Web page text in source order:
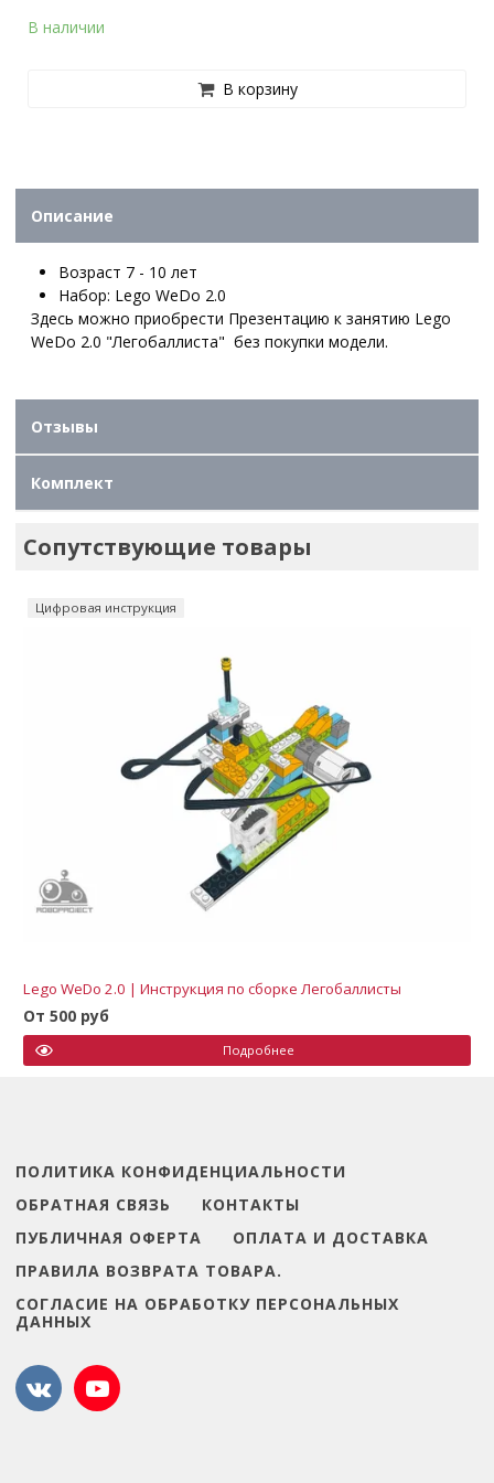
В наличии
В корзину
Описание
Возраст 7 - 10 лет
Набор: Lego WeDo 2.0
Здесь можно приобрести Презентацию к занятию Lego
WeDo 2.0 "Легобаллиста" без покупки модели.
Отзывы
Комплект
Сопутствующие товары
Цифровая инструкция
Lego WeDo 2.0 | Инструкция по сборке Легобаллисты
От 500 руб
Подробнее
ПОЛИТИКА КОНФИДЕНЦИАЛЬНОСТИ
ОБРАТНАЯ СВЯЗЬ
КОНТАКТЫ
ПУБЛИЧНАЯ ОФЕРТА
ОПЛАТА И ДОСТАВКА
ПРАВИЛА ВОЗВРАТА ТОВАРА.
СОГЛАСИЕ НА ОБРАБОТКУ ПЕРСОНАЛЬНЫХ
ДАННЫХ